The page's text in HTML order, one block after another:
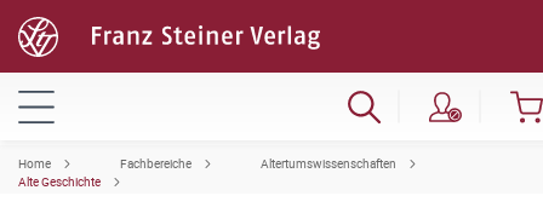
Home Fachbereiche
Altertumswissenschaften
Alte Geschichte